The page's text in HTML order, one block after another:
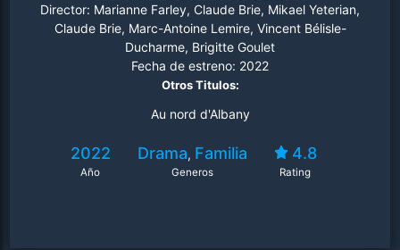
Director: Marianne Farley, Claude Brie, Mikael Yeterian,
Claude Brie, Marc-Antoine Lemire, Vincent Bélisle-
Ducharme, Brigitte Goulet
Fecha de estreno: 2022
Otros Titulos:
Au nord d'Albany
2022
Año
Drama, Familia
Generos
4.8
Rating